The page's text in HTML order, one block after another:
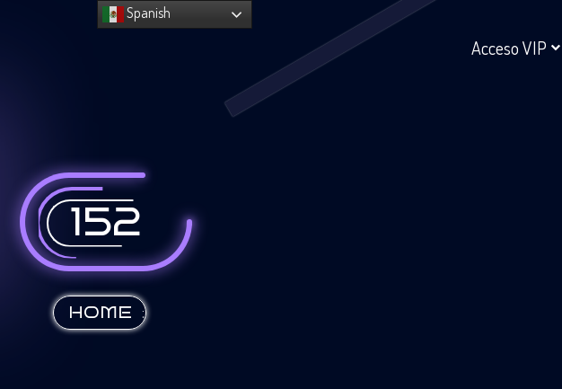
Acceso VIP
152
HOME :
Spanish